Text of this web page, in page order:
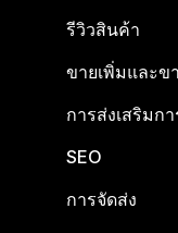
รีวิวสินค้า
ขายเพิ่มและข
การส่งเสริมก
SEO
การจัดส่ง